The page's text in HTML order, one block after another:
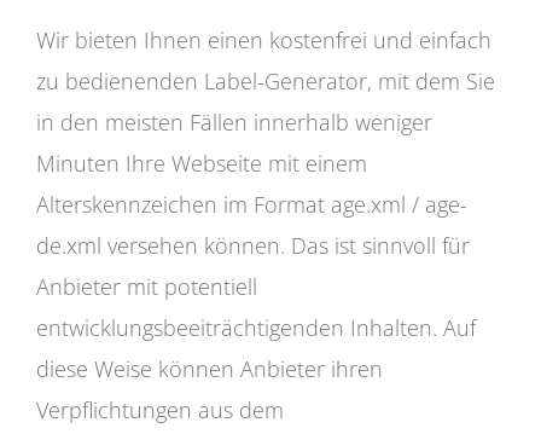
Wir bieten Ihnen einen kostenfrei und einfach
zu bedienenden Label-Generator, mit dem Sie
in den meisten Fällen innerhalb weniger
Minuten Ihre Webseite mit einem
Alterskennzeichen im Format age.xml / age-
de.xml versehen können. Das ist sinnvoll für
Anbieter mit potentiell
entwicklungsbeeiträchtigenden Inhalten. Auf
diese Weise können Anbieter ihren
Verpflichtungen aus dem